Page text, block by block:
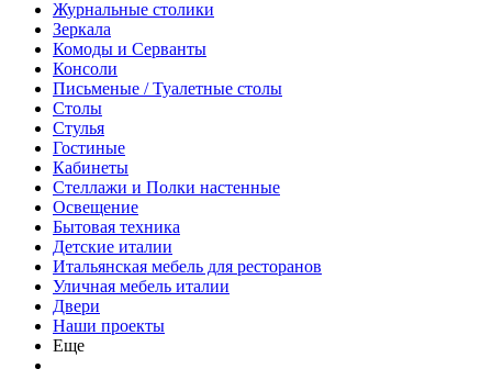
Журнальные столики
Зеркала
Комоды и Серванты
Консоли
Письменые / Туалетные столы
Столы
Стулья
Гостиные
Кабинеты
Стеллажи и Полки настенные
Освещение
Бытовая техника
Детские италии
Итальянская мебель для ресторанов
Уличная мебель италии
Двери
Наши проекты
Еще